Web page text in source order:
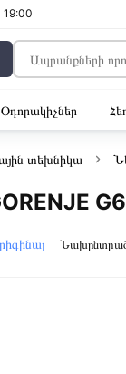
19:00
Օդորակիչներ
տեխնիկա